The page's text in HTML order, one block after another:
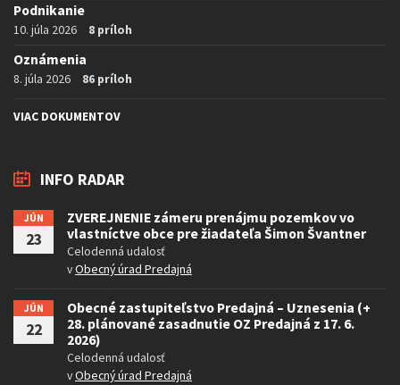
Podnikanie
10. júla 2026 8 príloh
Oznámenia
8. júla 2026 86 príloh
VIAC DOKUMENTOV
INFO RADAR
JÚN
23
ZVEREJNENIE zámeru prenájmu pozemkov vo
vlastníctve obce pre žiadateľa Šimon Švantner
Celodenná udalosť
vObecný úrad Predajná
JÚN
22
Obecné zastupiteľstvo Predajná – Uznesenia (+
28. plánované zasadnutie OZ Predajná z 17. 6.
2026)
Celodenná udalosť
vObecný úrad Predajná